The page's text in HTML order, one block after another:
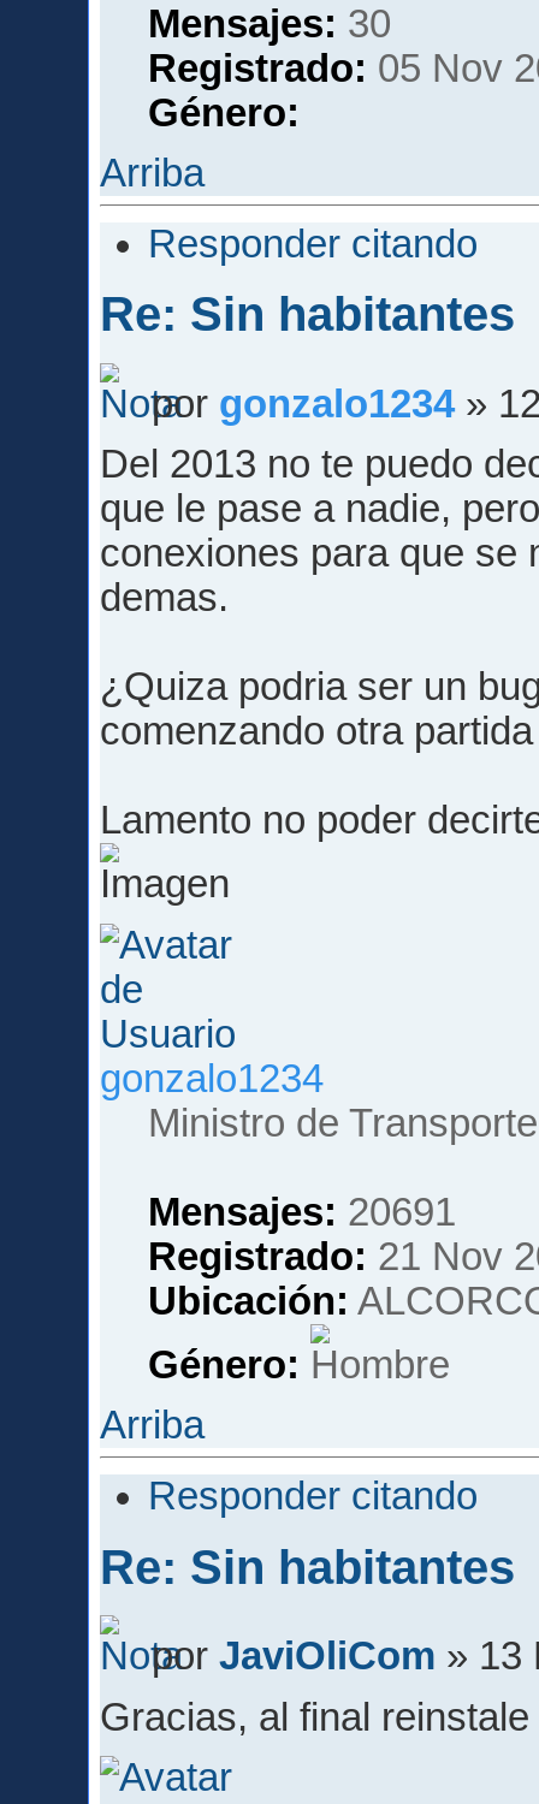
Mensajes: 30
Registrado: 05 Nov
Género:
Arriba
Responder citando
Re: Sin habitantes
por gonzalo1234»
Del 2013 no te puedo
que le pase a nadie,
conexiones para que se
demas.
¿Quiza podria ser un
comenzando otra
Lamento no poder
gonzalo1234
Ministro de Transporte
Mensajes: 20691
Registrado: 21 Nov
Ubicación:
Género:
Arriba
Responder citando
Re: Sin habitantes
porJaviOliCom » 13
Gracias, al final